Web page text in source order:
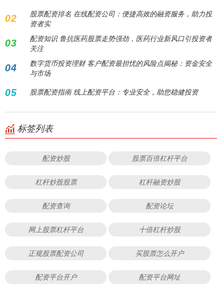
02
股票配资排名 在线配资公司：便捷高效的融资服务，助力投
资者实
03
配资知识 鲁抗医药股票走势强劲，医药行业新风口引投资者
关注
04
数字货币投资理财 客户配资最担忧的风险点揭秘：资金安全
与市场
05 股票配资指南 线上配资平台：专业安全，助您稳健投资
标签列表
配资炒股 股票百倍杠杆平台
杠杆炒股股票 杠杆融资炒股
配资查询 配资论坛
网上股票杠杆平台 十倍杠杆炒股
正规股票配资公司 买股票怎么开户
配资平台开户 配资平台网址